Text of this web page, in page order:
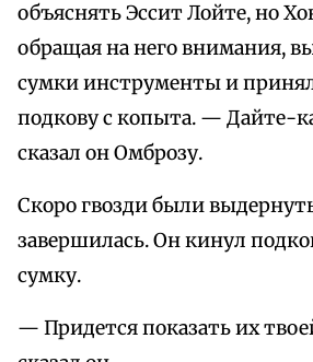
объяснять Эссит Лойте, но
обращая на него внимания,
сумки инструменты и
подкову с копыта. — Дайте-
сказал он Омброзу.
Скоро гвозди были
завершилась. Он кинул
сумку.
— Придется показать их